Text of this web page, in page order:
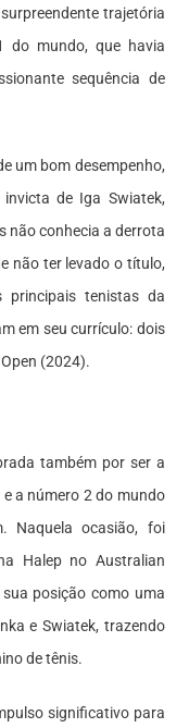
trajetória
do mundo, que havia
sequência de
um bom desempenho,
de Iga Swiatek,
não conhecia a derrota
não ter levado o título,
principais tenistas da
em seu currículo: dois
(2024).
também por ser a
a número 2 do mundo
Naquela ocasião, foi
Halep no Australian
posição como uma
e Swiatek, trazendo
de tênis.
significativo para